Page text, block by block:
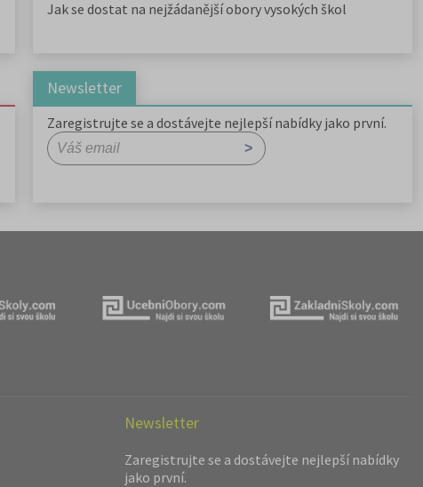
Jak se dostat na nejžádanější obory vysokých škol
Newsletter
Zaregistrujte se a dostávejte nejlepší nabídky jako první.
Newsletter
Zaregistrujte se a dostávejte nejlepší nabídky
jako první.